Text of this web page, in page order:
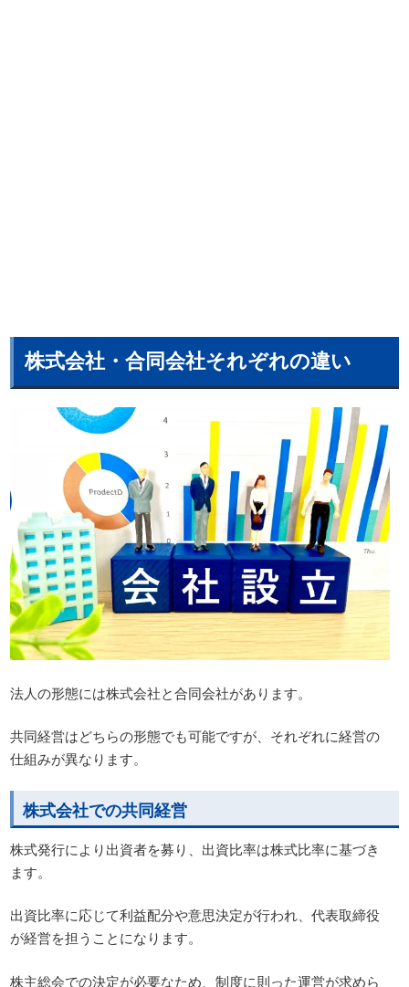
株式会社・合同会社それぞれの違い
法人の形態には株式会社と合同会社があります。
共同経営はどちらの形態でも可能ですが、それぞれに経営の
仕組みが異なります。
株式会社での共同経営
株式発行により出資者を募り、出資比率は株式比率に基づき
ます。
出資比率に応じて利益配分や意思決定が行われ、代表取締役
が経営を担うことになります。
株主総会での決定が必要なため、制度に則った運営が求めら